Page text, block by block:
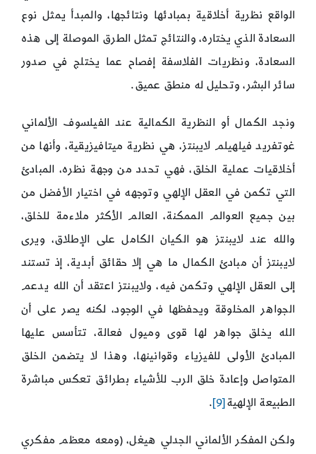
الواقع نظرية أخلاقية بمبادئها ونتائجها، والمبدأ يمثل نوع
السعادة الذي يختاره، والنتائج تمثل الطرق الموصلة إلى هذه
السعادة، ونظريات الفلاسفة إفصاح عما يختلج في صدور
سائر البشر، وتحليل له منطق عميق.
ونجد الكمال أو النظرية الكمالية عند الفيلسوف الألماني
غوتفريد فيلهيلم لايبنتز، هي نظرية ميتافيزيقية، وأنها من
أخلاقيات عملية الخلق، فهي تحدد من وجهة نظره، المبادئ
التي تكمن في العقل الإلهي وتوجهه في اختيار الأفضل من
بين جميع العوالم الممكنة، العالم الأكثر ملاءمة للخلق،
والله عند لايبنتز هو الكيان الكامل على الإطلاق، ويرى
لايبنتز أن مبادئ الكمال ما هي إلا حقائق أبدية، إذ تستند
إلى العقل الإلهي وتكمن فيه، ولايبنتز اعتقد أن الله يدعم
الجواهر المخلوقة ويحفظها في الوجود، لكنه يصر على أن
الله يخلق جواهر لها قوى وميول فعالة، تتأسس عليها
المبادئ الأولى للفيزياء وقوانينها، وهذا لا يتضمن الخلق
المتواصل وإعادة خلق الرب للأشياء بطرائق تعكس مباشرة
الطبيعة الإلهية [9]
.
ولكن المفكر الألماني الجدلي هيغل، (ومعه معظم مفكري